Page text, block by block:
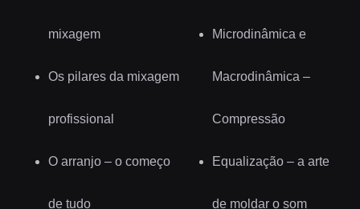
mixagem
Os pilares da mixagem
profissional
O arranjo – o começo
de tudo
Microdinâmica e
Macrodinâmica –
Compressão
Equalização – a arte
de moldar o som